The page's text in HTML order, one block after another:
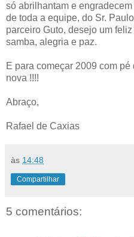
só abrilhantam e
de toda a equipe, do Sr.
parceiro Guto, desejo um
samba, alegria e paz.
E para começar 2009 com
nova !!!!
Abraço,
Rafael de Caxias
às 14:48
Compartilhar
5 comentários: